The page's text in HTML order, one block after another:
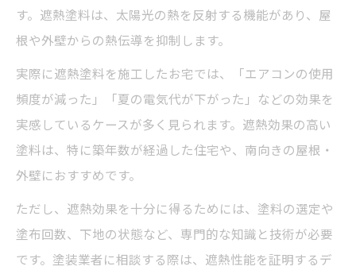
す。遮熱塗料は、太陽光の熱を反射する機能があり、屋
根や外壁からの熱伝導を抑制します。
実際に遮熱塗料を施工したお宅では、「エアコンの使用
頻度が減った」「夏の電気代が下がった」などの効果を
実感しているケースが多く見られます。遮熱効果の高い
塗料は、特に築年数が経過した住宅や、南向きの屋根・
外壁におすすめです。
ただし、遮熱効果を十分に得るためには、塗料の選定や
塗布回数、下地の状態など、専門的な知識と技術が必要
です。塗装業者に相談する際は、遮熱性能を証明するデ